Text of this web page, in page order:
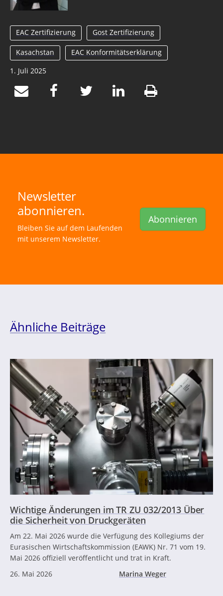
EAC Zertifizierung Gost Zertifizierung
Kasachstan
EAC Konformitätserklärung
1. Juli 2025
Newsletter
abonnieren.
Bleiben Sie auf dem Laufenden
mit unserem Newsletter.
Abonnieren
Ähnliche Beiträge
Wichtige Änderungen im TR ZU 032/2013 Über
die Sicherheit von Druckgeräten
Am 22. Mai 2026 wurde die Verfügung des Kollegiums der
Eurasischen Wirtschaftskommission (EAWK) Nr. 71 vom 19.
Mai 2026 offiziell veröffentlicht und trat in Kraft.
26. Mai 2026
Marina Weger